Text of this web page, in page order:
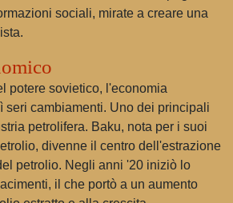
sociali, mirate a creare una
potere sovietico, l'economia
seri cambiamenti. Uno dei principali
petrolifera. Baku, nota per i suoi
divenne il centro dell'estrazione
petrolio. Negli anni '20 iniziò lo
il che portò a un aumento